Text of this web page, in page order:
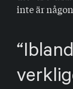
inte är